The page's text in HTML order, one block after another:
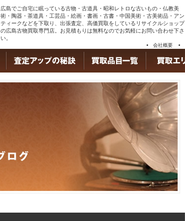
広島でご自宅に眠っている古物・古道具・昭和レトロな古いもの・仏教美
術・陶器・茶道具・工芸品・絵画・書画・古書・中国美術・古美術品・アン
ティークなどを下取り、出張査定、高価買取をしているリサイクルショップ
の広島古物買取専門店。お見積もりは無料なのでお気軽にお問い合わせ下さ
い。
会社概要